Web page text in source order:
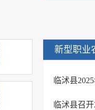
新型职业
临沭县
临沭县召